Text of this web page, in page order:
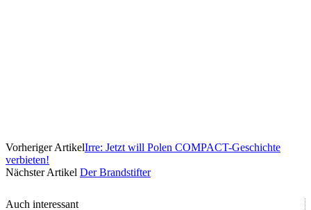
Vorheriger ArtikelIrre: Jetzt will Polen COMPACT-Geschichte
verbieten!
Nächster Artikel Der Brandstifter
Auch interessant